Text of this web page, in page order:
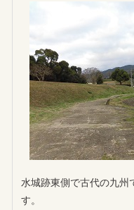
水城跡東側で古代の九州
す。